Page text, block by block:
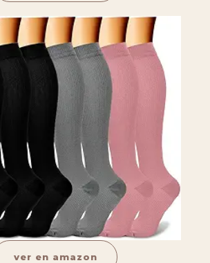
ver en amazon